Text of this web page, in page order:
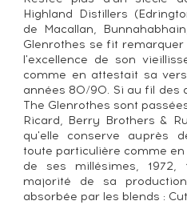
Highland Distillers
de Macallan,
Glenrothes se fit
l'excellence de son
comme en attestait sa
années 80/90. Si au fil des
The Glenrothes sont
Ricard, Berry Brothers &
qu'elle conserve auprès
toute particulière comme
de ses millésimes,
majorité de sa
absorbée par les blends :